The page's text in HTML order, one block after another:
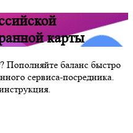
карты
Пополняйте баланс быстро
сервиса-посредника.